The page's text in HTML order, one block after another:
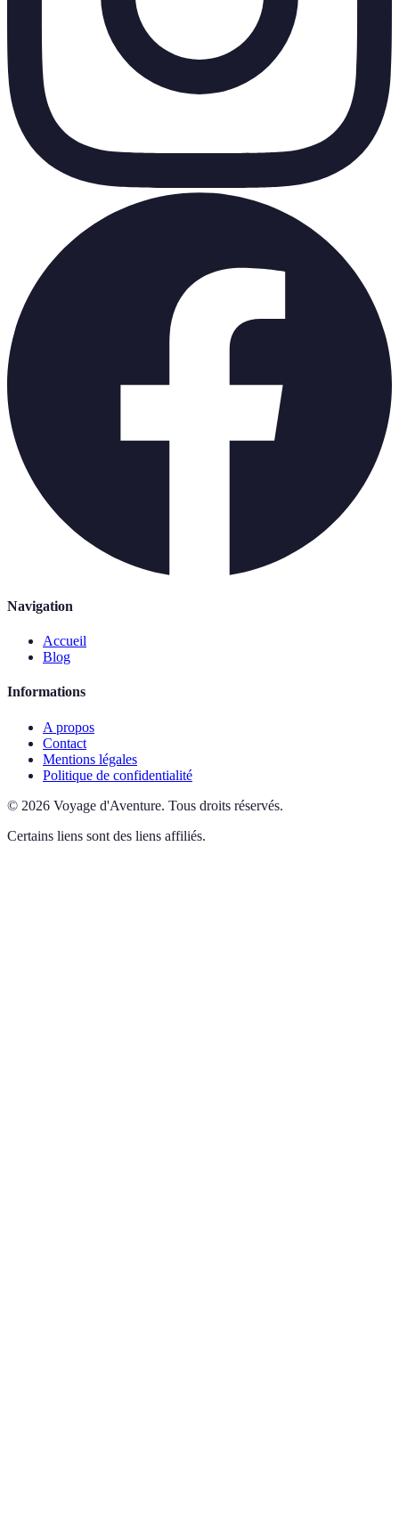
Navigation
Accueil
Blog
Informations
A propos
Contact
Mentions légales
Politique de confidentialité
© 2026 Voyage d'Aventure. Tous droits réservés.
Certains liens sont des liens affiliés.